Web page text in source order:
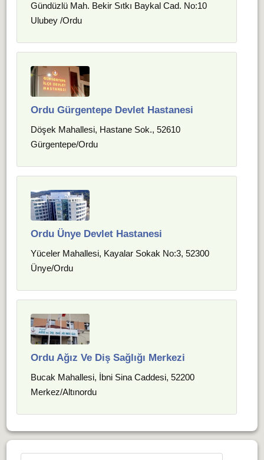
Gündüzlü Mah. Bekir Sıtkı Baykal Cad. No:10
Ulubey /Ordu
Ordu Gürgentepe Devlet Hastanesi
Döşek Mahallesi, Hastane Sok., 52610
Gürgentepe/Ordu
Ordu Ünye Devlet Hastanesi
Yüceler Mahallesi, Kayalar Sokak No:3, 52300
Ünye/Ordu
Ordu Ağız Ve Diş Sağlığı Merkezi
Bucak Mahallesi, İbni Sina Caddesi, 52200
Merkez/Altınordu